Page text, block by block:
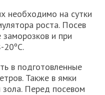
необходимо на сутки
роста. Посев
заморозков и при
20ºС.
в подготовленные
Также в ямки
зола. Перед посевом